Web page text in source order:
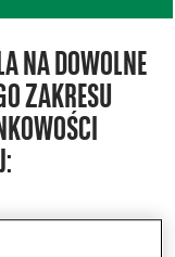
NA DOWOLNE
ZAKRESU